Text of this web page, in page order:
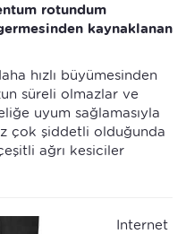
rotundum
kaynaklanan
hızlı büyümesinden
süreli olmazlar ve
uyum sağlamasıyla
çok şiddetli olduğunda
ağrı kesiciler
Internet